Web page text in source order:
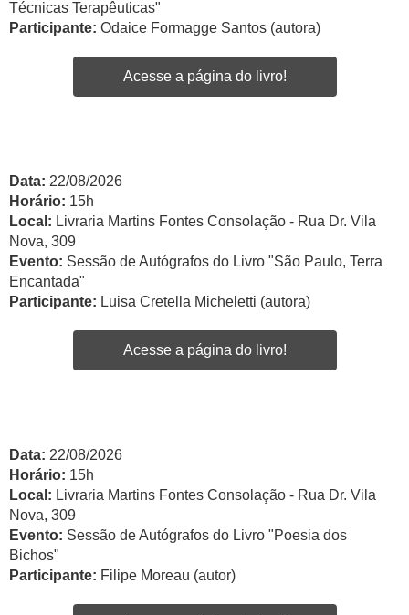
Técnicas Terapêuticas"
Participante: Odaice Formagge Santos (autora)
Acesse a página do livro!
Data: 22/08/2026
Horário: 15h
Local: Livraria Martins Fontes Consolação - Rua Dr. Vila
Nova, 309
Evento: Sessão de Autógrafos do Livro "São Paulo, Terra
Encantada"
Participante: Luisa Cretella Micheletti (autora)
Acesse a página do livro!
Data: 22/08/2026
Horário: 15h
Local: Livraria Martins Fontes Consolação - Rua Dr. Vila
Nova, 309
Evento: Sessão de Autógrafos do Livro "Poesia dos
Bichos"
Participante: Filipe Moreau (autor)